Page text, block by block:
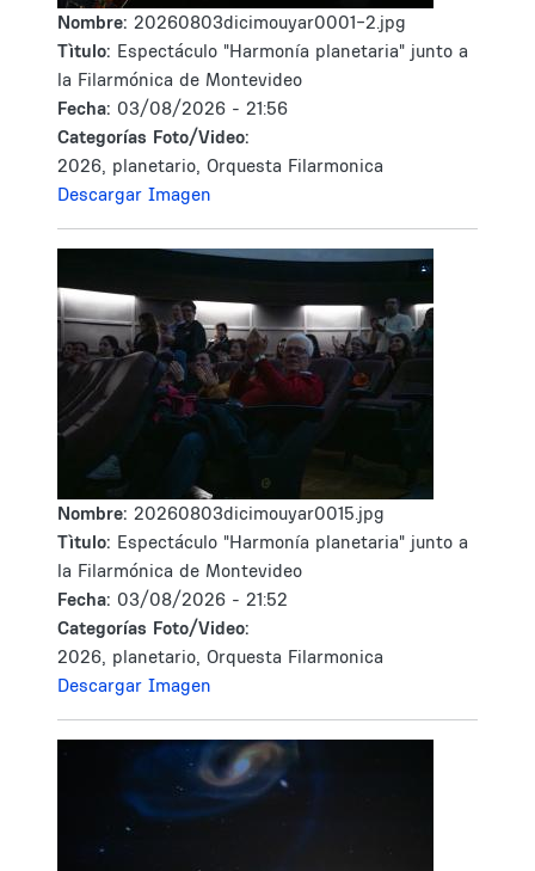
Nombre: 20260803dicimouyar0001-2.jpg
Tìtulo: Espectáculo "Harmonía planetaria" junto a
la Filarmónica de Montevideo
Fecha: 03/08/2026 - 21:56
Categorías Foto/Video:
2026, planetario, Orquesta Filarmonica
Descargar Imagen
Nombre: 20260803dicimouyar0015.jpg
Tìtulo: Espectáculo "Harmonía planetaria" junto a
la Filarmónica de Montevideo
Fecha: 03/08/2026 - 21:52
Categorías Foto/Video:
2026, planetario, Orquesta Filarmonica
Descargar Imagen